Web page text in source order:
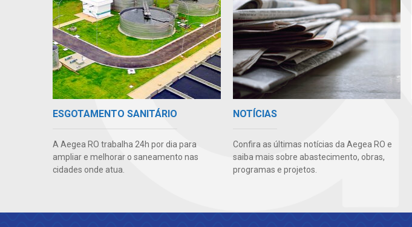
ESGOTAMENTO SANITÁRIO
A Aegea RO trabalha 24h por dia para
ampliar e melhorar o saneamento nas
cidades onde atua.
NOTÍCIAS
Confira as últimas notícias da Aegea RO e
saiba mais sobre abastecimento, obras,
programas e projetos.